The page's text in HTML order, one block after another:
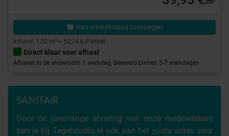
Aan winkelmand toevoegen
Inhoud: 1,32 m² = 52,74 €/Pakket
Direct klaar voor afhaal
Afhalen in de showroom 1 werkdag, Geleverd binnen 5-7 werkdagen
SANITAIR
Door de jarenlange ervaring van onze medewerkers
ben je bij Tegelstudio.nl ook aan het juiste adres voor